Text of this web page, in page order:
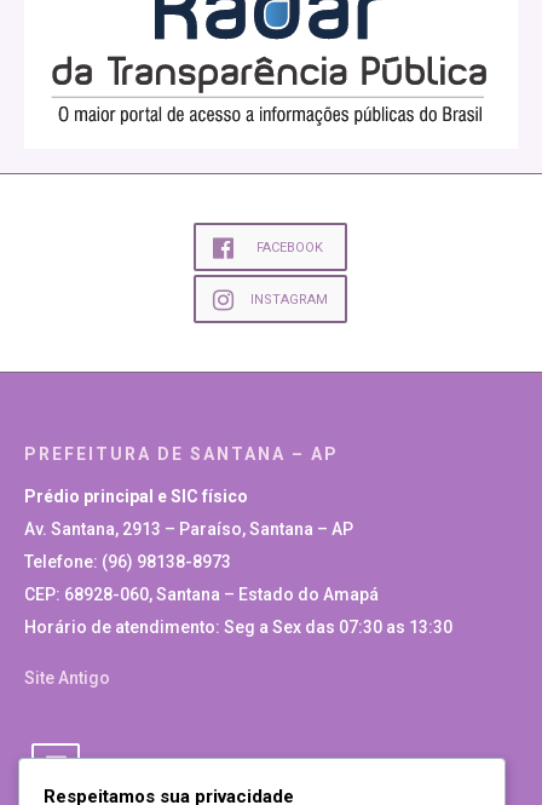
FACEBOOK
INSTAGRAM
PREFEITURA DE SANTANA – AP
Prédio principal e SIC físico
Av. Santana, 2913 – Paraíso, Santana – AP
Telefone: (96) 98138-8973
CEP: 68928-060, Santana – Estado do Amapá
Horário de atendimento: Seg a Sex das 07:30 as 13:30
Site Antigo
Respeitamos sua privacidade